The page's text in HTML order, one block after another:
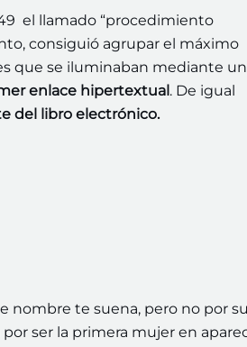
el llamado “procedimiento
consiguió agrupar el máximo
que se iluminaban mediante un
enlace hipertextual. De igual
del libro electrónico.
nombre te suena, pero no por
ser la primera mujer en